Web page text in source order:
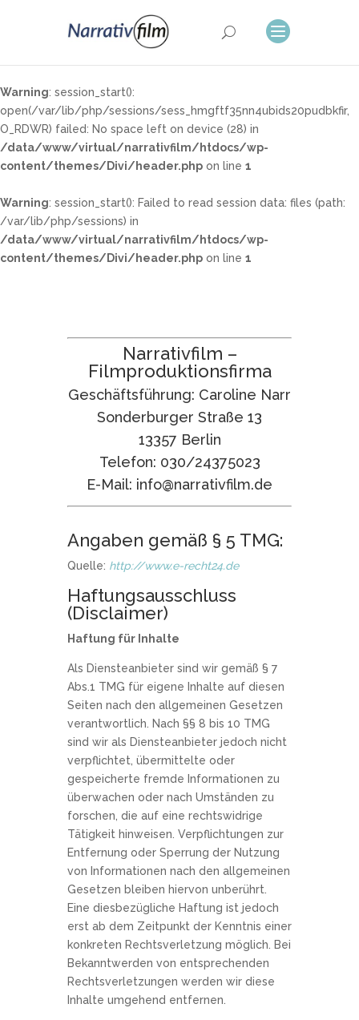
Warning: session_start():
open(/var/lib/php/sessions/sess_hmgftf35nn4ubids20pudbkfir,
O_RDWR) failed: No space left on device (28) in
/data/www/virtual/narrativfilm/htdocs/wp-
content/themes/Divi/header.php on line 1
Warning: session_start(): Failed to read session data: files (path:
/var/lib/php/sessions) in
/data/www/virtual/narrativfilm/htdocs/wp-
content/themes/Divi/header.php on line 1
Narrativfilm –
Filmproduktionsfirma
Geschäftsführung: Caroline Narr
Sonderburger Straße 13
13357 Berlin
Telefon: 030/24375023
E-Mail: info@narrativfilm.de
Angaben gemäß § 5 TMG:
Quelle: http://www.e-recht24.de
Haftungsausschluss
(Disclaimer)
Haftung für Inhalte
Als Diensteanbieter sind wir gemäß § 7
Abs.1 TMG für eigene Inhalte auf diesen
Seiten nach den allgemeinen Gesetzen
verantwortlich. Nach §§ 8 bis 10 TMG
sind wir als Diensteanbieter jedoch nicht
verpflichtet, übermittelte oder
gespeicherte fremde Informationen zu
überwachen oder nach Umständen zu
forschen, die auf eine rechtswidrige
Tätigkeit hinweisen. Verpflichtungen zur
Entfernung oder Sperrung der Nutzung
von Informationen nach den allgemeinen
Gesetzen bleiben hiervon unberührt.
Eine diesbezügliche Haftung ist jedoch
erst ab dem Zeitpunkt der Kenntnis einer
konkreten Rechtsverletzung möglich. Bei
Bekanntwerden von entsprechenden
Rechtsverletzungen werden wir diese
Inhalte umgehend entfernen.